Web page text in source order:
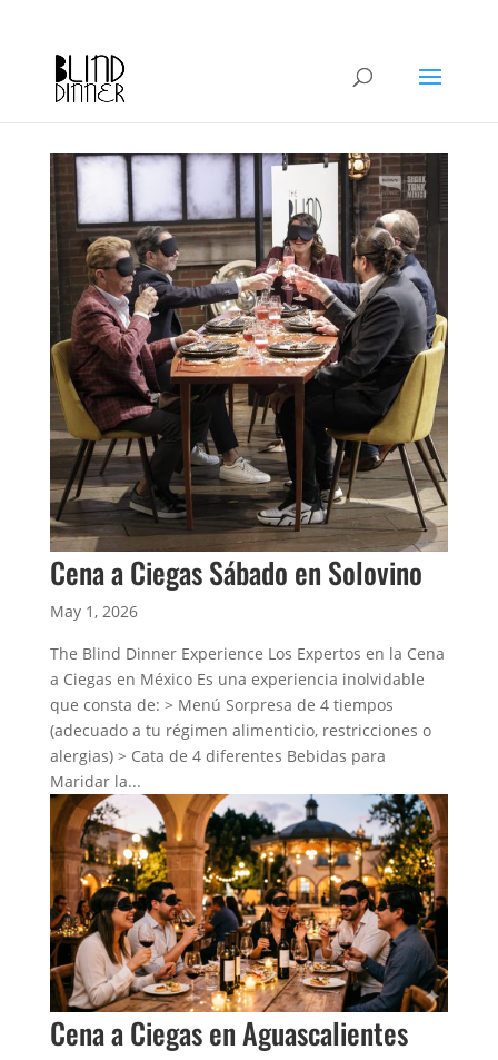
Cena a Ciegas Sábado en Solovino
May 1, 2026
The Blind Dinner Experience Los Expertos en la Cena
a Ciegas en México Es una experiencia inolvidable
que consta de: > Menú Sorpresa de 4 tiempos
(adecuado a tu régimen alimenticio, restricciones o
alergias) > Cata de 4 diferentes Bebidas para
Maridar la...
Cena a Ciegas en Aguascalientes